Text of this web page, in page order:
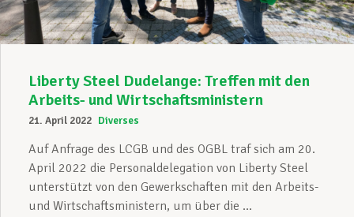
Liberty Steel Dudelange: Treffen mit den
Arbeits- und Wirtschaftsministern
21. April 2022 Diverses
Auf Anfrage des LCGB und des OGBL traf sich am 20.
April 2022 die Personaldelegation von Liberty Steel
unterstützt von den Gewerkschaften mit den Arbeits-
und Wirtschaftsministern, um über die ...